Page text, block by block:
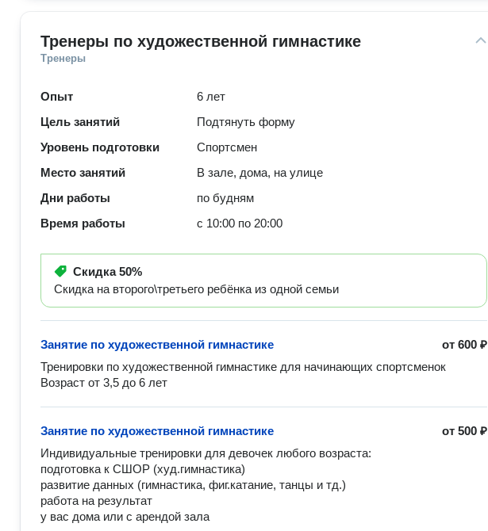
Тренеры по художественной гимнастике
Тренеры
Опыт
6 лет
Цель занятий
Подтянуть форму
Уровень подготовки
Спортсмен
Место занятий
В зале, дома, на улице
Дни работы
по будням
Время работы
с 10:00 по 20:00
Скидка50%
Скидка на второго\третьего ребёнка из одной семьи
от600 ₽
Занятие по художественной гимнастике
Тренировки по художественной гимнастике для начинающих спортсменок
Возраст от 3,5 до 6 лет
от500 ₽
Занятие по художественной гимнастике
Индивидуальные тренировки для девочек любого возраста:
подготовка к СШОР (худ.гимнастика)
развитие данных (гимнастика, фиг.катание, танцы и тд.)
работа на результат
у вас дома или с арендой зала